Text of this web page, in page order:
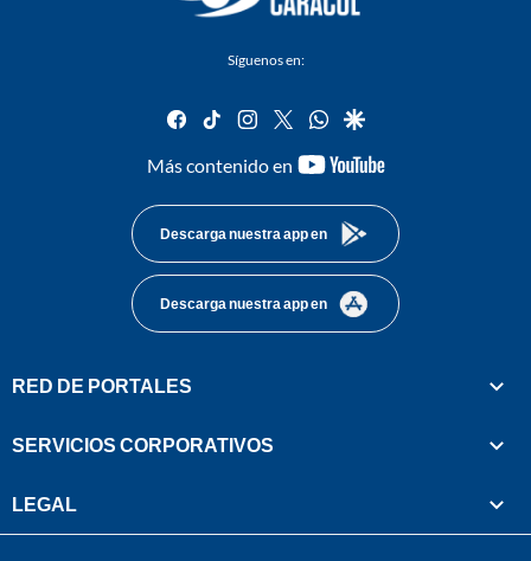
Síguenos en:
facebook
tiktok instagram
twitterwhatsapp
google
Más contenido en
youtube-
Descarga nuestra app en
Descarga nuestra app en
RED DE PORTALES
SERVICIOS CORPORATIVOS
LEGAL